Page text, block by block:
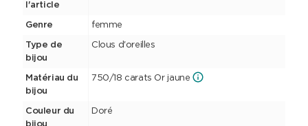
l'article
Genre femme
Type de
bijou
Clous d'oreilles
Matériau du
bijou
750/18 carats Or jaune
Couleur du
Doré